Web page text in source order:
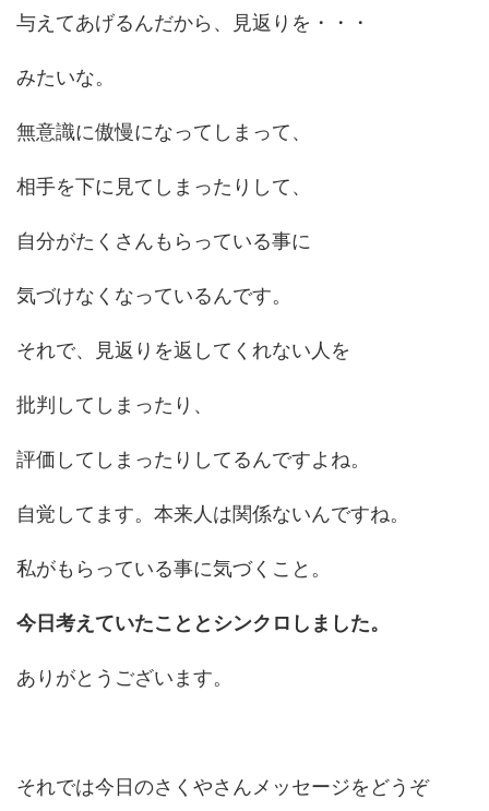
与えてあげるんだから、見返りを・・・
みたいな。
無意識に傲慢になってしまって、
相手を下に見てしまったりして、
自分がたくさんもらっている事に
気づけなくなっているんです。
それで、見返りを返してくれない人を
批判してしまったり、
評価してしまったりしてるんですよね。
自覚してます。本来人は関係ないんですね。
私がもらっている事に気づくこと。
今日考えていたこととシンクロしました。
ありがとうございます。
それでは今日のさくやさんメッセージをどうぞ